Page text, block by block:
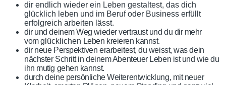
dir endlich wieder ein Leben gestaltest, das dich
glücklich leben und im Beruf oder Business erfüllt
erfolgreich arbeiten lässt.
dir und deinem Weg wieder vertraust und du dir mehr
vomglücklichen Leben kreieren kannst.
dir neue Perspektiven erarbeitest, du weisst, was dein
nächster Schritt in deinem Abenteuer Leben ist und wie du
ihn mutig gehen kannst.
durch deine persönliche Weiterentwicklung, mit neuer